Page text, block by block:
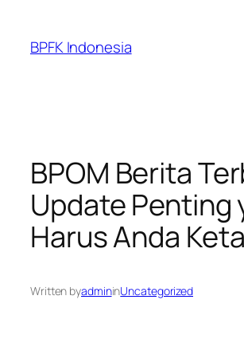
content
BPFK Indonesia
BPOM Berita
Update Penting
Harus Anda
Written byadmininUncategorized